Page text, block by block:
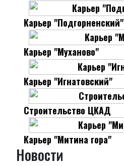
Карьер "Подгорненский"
Карьер "Муханово"
Карьер "Игнатовский"
Строительство ЦКАД
Карьер "Митина гора"
Новости